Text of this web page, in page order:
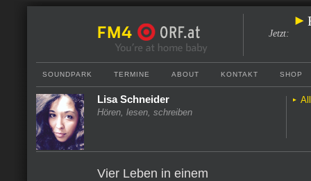
Jetzt:
SOUNDPARK TERMINE ABOUT KONTAKT SHOP
Lisa Schneider
Hören, lesen, schreiben
Vier Leben in einem